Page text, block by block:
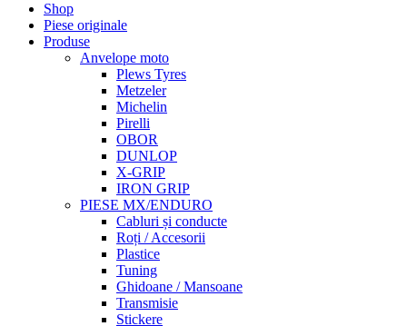
Shop
Piese originale
Produse
Anvelope moto
Plews Tyres
Metzeler
Michelin
Pirelli
OBOR
DUNLOP
X-GRIP
IRON GRIP
PIESE MX/ENDURO
Cabluri și conducte
Roți / Accesorii
Plastice
Tuning
Ghidoane / Mansoane
Transmisie
Stickere